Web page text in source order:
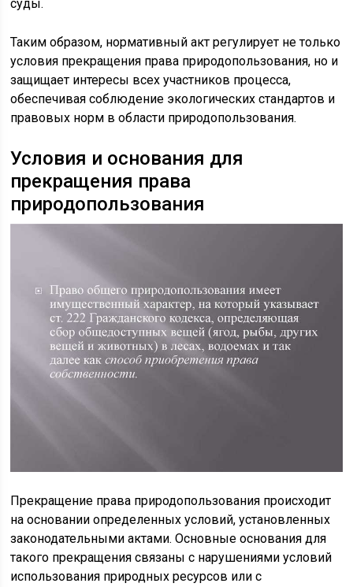
суды.
Таким образом, нормативный акт регулирует не только
условия прекращения права природопользования, но и
защищает интересы всех участников процесса,
обеспечивая соблюдение экологических стандартов и
правовых норм в области природопользования.
Условия и основания для
прекращения права
природопользования
Прекращение права природопользования происходит
на основании определенных условий, установленных
законодательными актами. Основные основания для
такого прекращения связаны с нарушениями условий
использования природных ресурсов или с